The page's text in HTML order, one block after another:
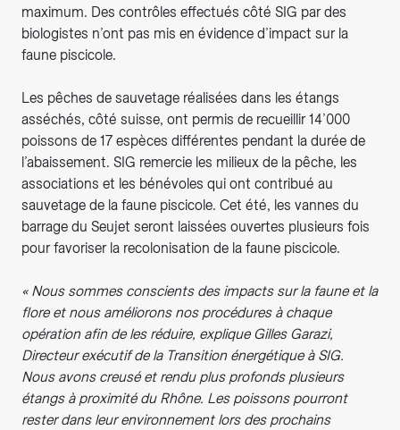
maximum. Des contrôles effectués côté SIG par des
biologistes n’ont pas mis en évidence d’impact sur la
faune piscicole.
Les pêches de sauvetage réalisées dans les étangs
asséchés, côté suisse, ont permis de recueillir 14’000
poissons de 17 espèces différentes pendant la durée de
l’abaissement. SIG remercie les milieux de la pêche, les
associations et les bénévoles qui ont contribué au
sauvetage de la faune piscicole. Cet été, les vannes du
barrage du Seujet seront laissées ouvertes plusieurs fois
pour favoriser la recolonisation de la faune piscicole.
« Nous sommes conscients des impacts sur la faune et la
flore et nous améliorons nos procédures à chaque
opération afin de les réduire, explique Gilles Garazi,
Directeur exécutif de la Transition énergétique à SIG.
Nous avons creusé et rendu plus profonds plusieurs
étangs à proximité du Rhône. Les poissons pourront
rester dans leur environnement lors des prochains